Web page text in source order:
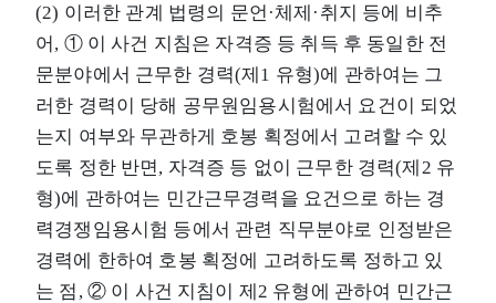
(2) 이러한 관계 법령의 문언·체제·취지 등에 비추
어, ① 이 사건 지침은 자격증 등 취득 후 동일한 전
문분야에서 근무한 경력(제1 유형)에 관하여는 그
러한 경력이 당해 공무원임용시험에서 요건이 되었
는지 여부와 무관하게 호봉 획정에서 고려할 수 있
도록 정한 반면, 자격증 등 없이 근무한 경력(제2 유
형)에 관하여는 민간근무경력을 요건으로 하는 경
력경쟁임용시험 등에서 관련 직무분야로 인정받은
경력에 한하여 호봉 획정에 고려하도록 정하고 있
는 점, ② 이 사건 지침이 제2 유형에 관하여 민간근